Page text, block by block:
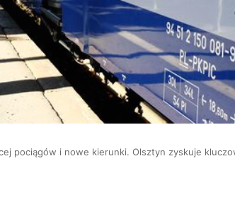
pociągów i nowe kierunki. Olsztyn zyskuje